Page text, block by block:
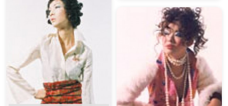
hữu được những bộ cánh này.
lót nổi tiếng như Victoria 's